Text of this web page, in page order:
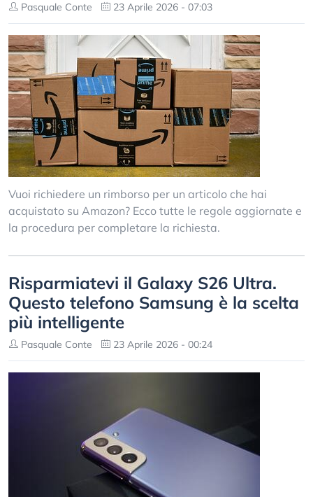
Pasquale Conte 23 Aprile 2026 - 07:03
Vuoi richiedere un rimborso per un articolo che hai
acquistato su Amazon? Ecco tutte le regole aggiornate e
la procedura per completare la richiesta.
Risparmiatevi il Galaxy S26 Ultra.
Questo telefono Samsung è la scelta
più intelligente
Pasquale Conte 23 Aprile 2026 - 00:24